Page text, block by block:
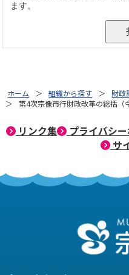
ホーム 組織から探す
財政
第4次宗像市行財政改革の総括（
リンク集 プライバシー
サ